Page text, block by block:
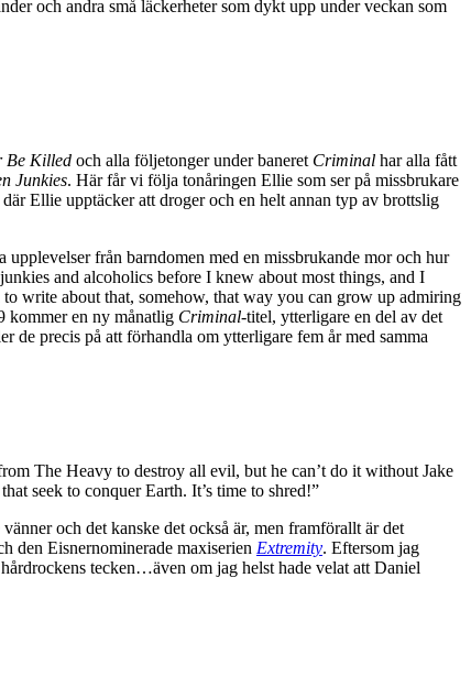
och andra små läckerheter som dykt upp under veckan som
Be Killed och alla följetonger under baneret Criminal har alla fått
Junkies. Här får vi följa tonåringen Ellie som ser på missbrukare
Ellie upptäcker att droger och en helt annan typ av brottslig
från barndomen med en missbrukande mor och hur
and alcoholics before I knew about most things, and I
write about that, somehow, that way you can grow up admiring
kommer en ny månatlig Criminal-titel, ytterligare en del av det
precis på att förhandla om ytterligare fem år med samma
The Heavy to destroy all evil, but he can’t do it without Jake
seek to conquer Earth. It’s time to shred!”
och det kanske det också är, men framförallt är det
den Eisnernominerade maxiserien Extremity. Eftersom jag
tecken…även om jag helst hade velat att Daniel